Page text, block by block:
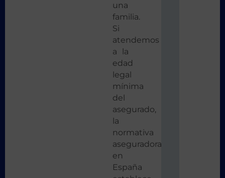
una
familia.
Si
atendemos
a la
edad
legal
mínima
del
asegurado,
la
normativa
aseguradora
en
España